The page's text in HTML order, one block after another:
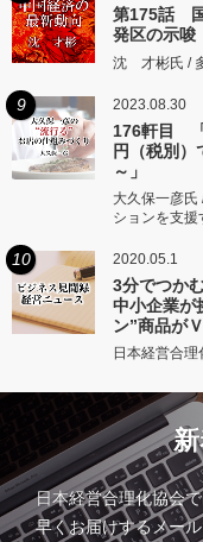
第175話 国
発区の示唆
沈 才彬氏 /
9 2023.08.30
176軒目
円（税別）
～」
大久保一彦氏
ションを支
10 2020.05.1
3分でつか
中小企業が
ン”商品が
日本経営合
日本経営合理化協会
早くお届けするメー